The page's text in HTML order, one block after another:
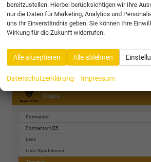
SEHR GUT
Alle Bewertungen anzeigen >
Audi
Cupra
Formentor
Formentor VZ5
Leon
Leon Sportstourer
bereitzustellen. Hierbei berücksichtigen wir Ihre
nur die Daten für Marketing, Analytics und
uns Ihr Einverständnis geben. Sie können Ihre
Wirkung für die Zukunft widerrufen.
Alle akzeptieren Alle ablehnen
Datenschutzerklärung Impressum